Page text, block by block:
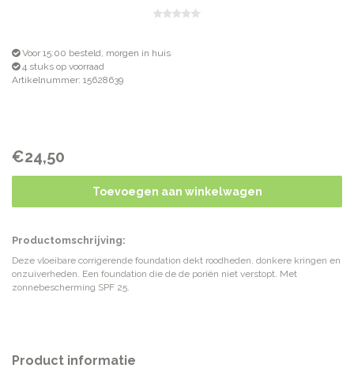
Voor 15:00 besteld, morgen in huis
4 stuks op voorraad
Artikelnummer: 15628639
€24,50
Toevoegen aan winkelwagen
Productomschrijving:
Deze vloeibare corrigerende foundation dekt roodheden, donkere kringen en
onzuiverheden. Een foundation die de de poriën niet verstopt. Met
zonnebescherming SPF 25.
Product informatie